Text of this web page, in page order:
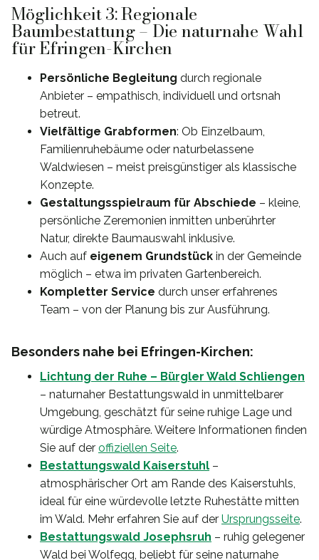
Möglichkeit 3: Regionale
Baumbestattung – Die naturnahe Wahl
für Efringen-Kirchen
Persönliche Begleitung durch regionale
Anbieter – empathisch, individuell und ortsnah
betreut.
Vielfältige Grabformen: Ob Einzelbaum,
Familienruhebäume oder naturbelassene
Waldwiesen – meist preisgünstiger als klassische
Konzepte.
Gestaltungsspielraum für Abschiede – kleine,
persönliche Zeremonien inmitten unberührter
Natur, direkte Baumauswahl inklusive.
Auch auf eigenem Grundstück in der Gemeinde
möglich – etwa im privaten Gartenbereich.
Kompletter Service durch unser erfahrenes
Team – von der Planung bis zur Ausführung.
Besonders nahe bei Efringen-Kirchen:
Lichtung der Ruhe – Bürgler Wald Schliengen
– naturnaher Bestattungswald in unmittelbarer
Umgebung, geschätzt für seine ruhige Lage und
würdige Atmosphäre. Weitere Informationen finden
Sie auf der offiziellen Seite.
Bestattungswald Kaiserstuhl –
atmosphärischer Ort am Rande des Kaiserstuhls,
ideal für eine würdevolle letzte Ruhestätte mitten
im Wald. Mehr erfahren Sie auf der Ursprungsseite.
Bestattungswald Josephsruh – ruhig gelegener
Wald bei Wolfegg, beliebt für seine naturnahe